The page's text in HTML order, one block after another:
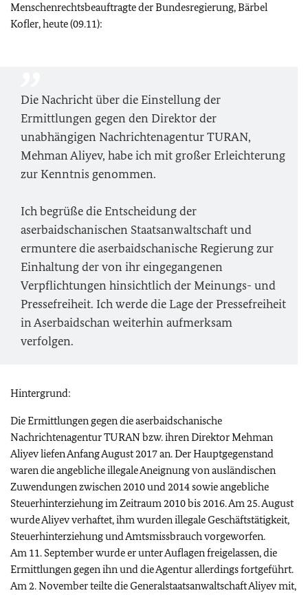
Menschenrechtsbeauftragte der Bundesregierung, Bärbel
Kofler, heute (09.11):
Die Nachricht über die Einstellung der
Ermittlungen gegen den Direktor der
unabhängigen Nachrichtenagentur TURAN,
Mehman Aliyev, habe ich mit großer Erleichterung
zur Kenntnis genommen.
Ich begrüße die Entscheidung der
aserbaidschanischen Staatsanwaltschaft und
ermuntere die aserbaidschanische Regierung zur
Einhaltung der von ihr eingegangenen
Verpflichtungen hinsichtlich der Meinungs- und
Pressefreiheit. Ich werde die Lage der Pressefreiheit
in Aserbaidschan weiterhin aufmerksam
verfolgen.
Hintergrund:
Die Ermittlungen gegen die aserbaidschanische
Nachrichtenagentur TURAN bzw. ihren Direktor Mehman
Aliyev liefen Anfang August 2017 an. Der Hauptgegenstand
waren die angebliche illegale Aneignung von ausländischen
Zuwendungen zwischen 2010 und 2014 sowie angebliche
Steuerhinterziehung im Zeitraum 2010 bis 2016. Am 25. August
wurde Aliyev verhaftet, ihm wurden illegale Geschäftstätigkeit,
Steuerhinterziehung und Amtsmissbrauch vorgeworfen.
Am 11. September wurde er unter Auflagen freigelassen, die
Ermittlungen gegen ihn und die Agentur allerdings fortgeführt.
Am 2. November teilte die Generalstaatsanwaltschaft Aliyev mit,